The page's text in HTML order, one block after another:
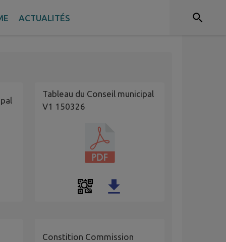
ACTUALITÉSdu 9 avril
Tableau du Conseil municipal
V1 150326
Constition Commission